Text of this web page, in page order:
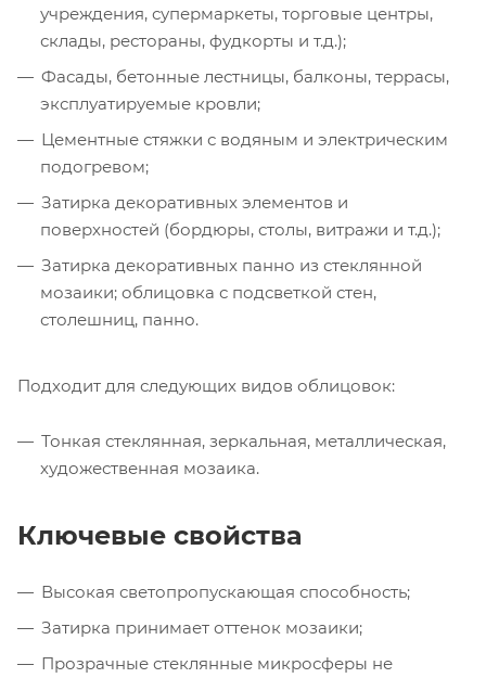
учреждения, супермаркеты, торговые центры,
склады, рестораны, фудкорты и т.д.);
Фасады, бетонные лестницы, балконы, террасы,
эксплуатируемые кровли;
Цементные стяжки с водяным и электрическим
подогревом;
Затирка декоративных элементов и
поверхностей (бордюры, столы, витражи и т.д.);
Затирка декоративных панно из стеклянной
мозаики; облицовка с подсветкой стен,
столешниц, панно.
Подходит для следующих видов облицовок:
Тонкая стеклянная, зеркальная, металлическая,
художественная мозаика.
Ключевые свойства
Высокая светопропускающая способность;
Затирка принимает оттенок мозаики;
Прозрачные стеклянные микросферы не